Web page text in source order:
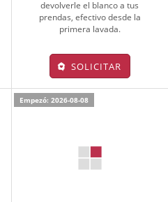
devolverle el blanco a tus
prendas, efectivo desde la
primera lavada.
SOLICITAR
Empezó: 2026-08-08